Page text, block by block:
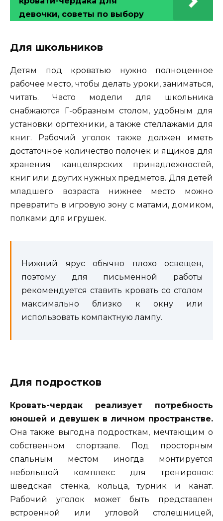
девочки, советы по выбору
Для школьников
Детям под кроватью нужно полноценное
рабочее место, чтобы делать уроки, заниматься,
читать. Часто модели для школьника
снабжаются Г-образным столом, удобным для
установки оргтехники, а также стеллажами для
книг. Рабочий уголок также должен иметь
достаточное количество полочек и ящиков для
хранения канцелярских принадлежностей,
книг или других нужных предметов. Для детей
младшего возраста нижнее место можно
превратить в игровую зону с матами, домиком,
полками для игрушек.
Нижний ярус обычно плохо освещен,
поэтому для письменной работы
рекомендуется ставить кровать со столом
максимально близко к окну или
использовать компактную лампу.
Для подростков
Кровать-чердак реализует потребность
юношей и девушек в личном пространстве.
Она также выгодна подросткам, мечтающим о
собственном спортзале. Под просторным
спальным местом иногда монтируется
небольшой комплекс для тренировок:
шведская стенка, кольца, турник и канат.
Рабочий уголок может быть представлен
встроенной или угловой столешницей,